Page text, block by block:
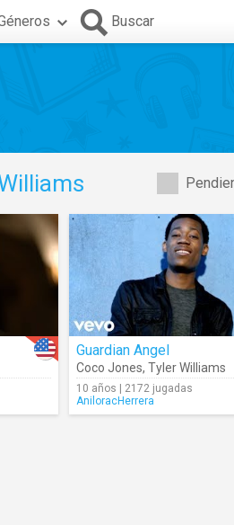
Buscar
Guardian Angel
Coco Jones, Tyler Williams
10 años | 2172 jugadas
AniloracHerrera